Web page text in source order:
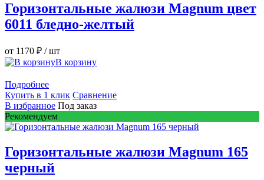
Горизонтальные жалюзи Magnum цвет
6011 бледно-желтый
от 1170 ₽ / шт
В корзину
Подробнее
Купить в 1 клик Сравнение
В избранное Под заказ
Рекомендуем
Горизонтальные жалюзи Magnum 165
черный